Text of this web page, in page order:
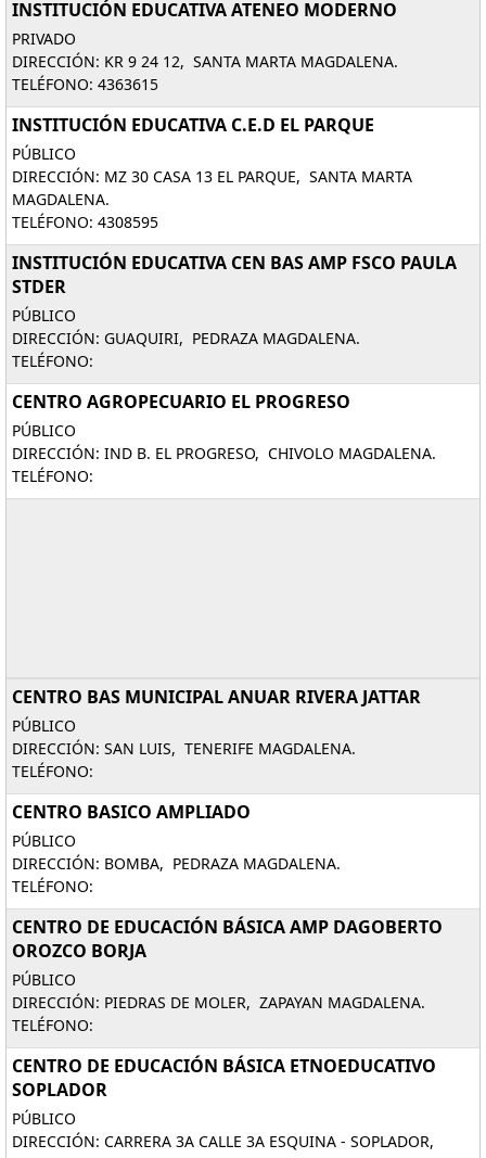
INSTITUCIÓN EDUCATIVA ATENEO MODERNO
PRIVADO
DIRECCIÓN: KR 9 24 12, SANTA MARTA MAGDALENA.
TELÉFONO: 4363615
INSTITUCIÓN EDUCATIVA C.E.D EL PARQUE
PÚBLICO
DIRECCIÓN: MZ 30 CASA 13 EL PARQUE, SANTA MARTA
MAGDALENA.
TELÉFONO: 4308595
INSTITUCIÓN EDUCATIVA CEN BAS AMP FSCO PAULA
STDER
PÚBLICO
DIRECCIÓN: GUAQUIRI, PEDRAZA MAGDALENA.
TELÉFONO:
CENTRO AGROPECUARIO EL PROGRESO
PÚBLICO
DIRECCIÓN: IND B. EL PROGRESO, CHIVOLO MAGDALENA.
TELÉFONO:
CENTRO BAS MUNICIPAL ANUAR RIVERA JATTAR
PÚBLICO
DIRECCIÓN: SAN LUIS, TENERIFE MAGDALENA.
TELÉFONO:
CENTRO BASICO AMPLIADO
PÚBLICO
DIRECCIÓN: BOMBA, PEDRAZA MAGDALENA.
TELÉFONO:
CENTRO DE EDUCACIÓN BÁSICA AMP DAGOBERTO
OROZCO BORJA
PÚBLICO
DIRECCIÓN: PIEDRAS DE MOLER, ZAPAYAN MAGDALENA.
TELÉFONO:
CENTRO DE EDUCACIÓN BÁSICA ETNOEDUCATIVO
SOPLADOR
PÚBLICO
DIRECCIÓN: CARRERA 3A CALLE 3A ESQUINA - SOPLADOR,